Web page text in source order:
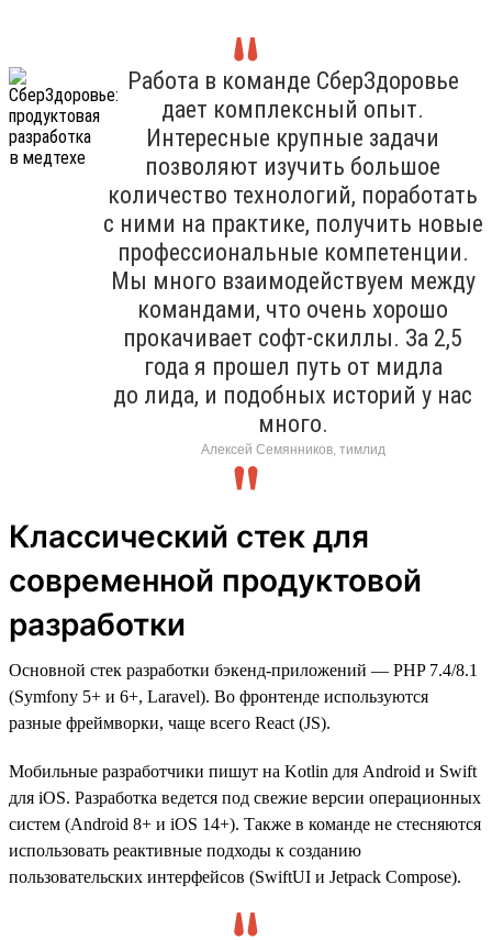
Работа в команде СберЗдоровье
дает комплексный опыт.
Интересные крупные задачи
позволяют изучить большое
количество технологий, поработать
с ними на практике, получить новые
профессиональные компетенции.
Мы много взаимодействуем между
командами, что очень хорошо
прокачивает софт-скиллы. За 2,5
года я прошел путь от мидла
до лида, и подобных историй у нас
много.
Алексей Семянников, тимлид
Классический стек для
современной продуктовой
разработки
Основной стек разработки бэкенд-приложений — PHP 7.4/8.1
(Symfony 5+ и 6+, Laravel). Во фронтенде используются
разные фреймворки, чаще всего React (JS).
Мобильные разработчики пишут на Kotlin для Android и Swift
для iOS. Разработка ведется под свежие версии операционных
систем (Android 8+ и iOS 14+). Также в команде не стесняются
использовать реактивные подходы к созданию
пользовательских интерфейсов (SwiftUI и Jetpack Compose).